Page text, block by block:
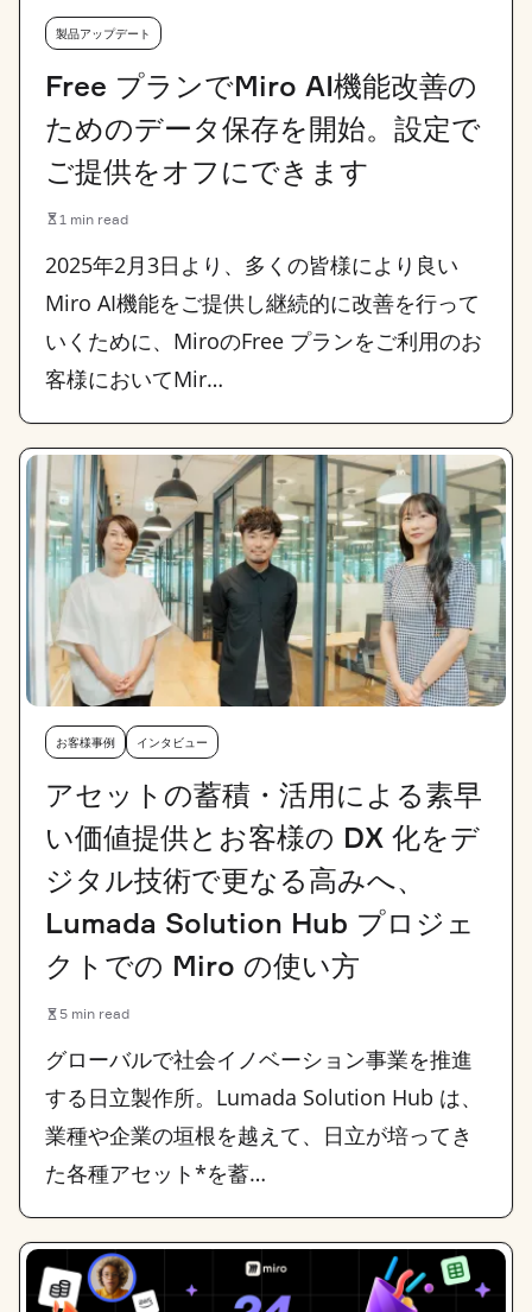
製品アップデート
Free プランでMiro AI機能改善の
ためのデータ保存を開始。設定で
ご提供をオフにできます
1 min read
2025年2月3日より、多くの皆様により良い
Miro AI機能をご提供し継続的に改善を行って
いくために、MiroのFree プランをご利用のお
客様においてMir…
お客様事例 インタビュー
アセットの蓄積・活用による素早
い価値提供とお客様の DX 化をデ
ジタル技術で更なる高みへ、
Lumada Solution Hub プロジェ
クトでの Miro の使い方
5 min read
グローバルで社会イノベーション事業を推進
する日立製作所。Lumada Solution Hub は、
業種や企業の垣根を越えて、日立が培ってき
た各種アセット*を蓄…